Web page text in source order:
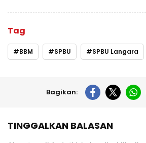
Tag
BBM SPBU SPBU Langara
Bagikan:
TINGGALKAN BALASAN